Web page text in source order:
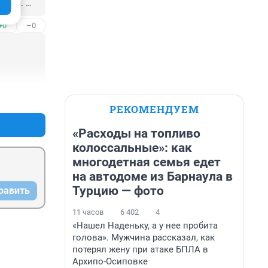
тыс.
в
–0
РЕКОМЕНДУЕМ
«Расходы на топливо
колоссальные»: как
многодетная семья едет
на автодоме из Барнаула в
Турцию — фото
11 часов 6 402 4
«Нашел Наденьку, а у нее пробита
голова». Мужчина рассказал, как
потерял жену при атаке БПЛА в
Архипо-Осиповке